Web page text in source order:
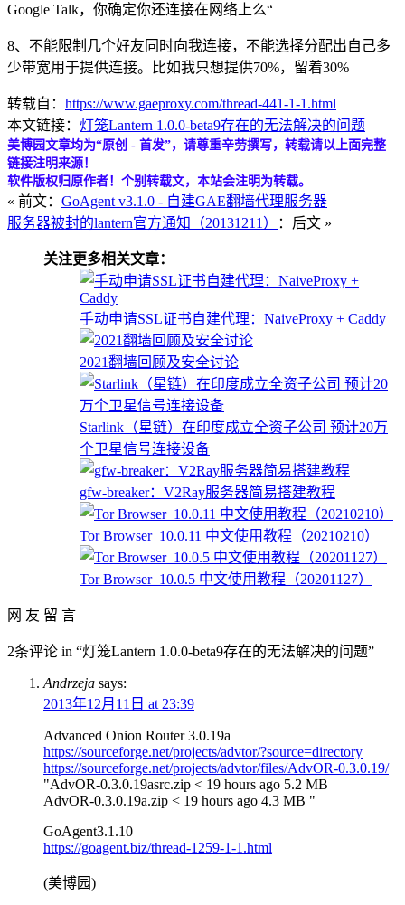
Google Talk，你确定你还连接在网络上么“
8、不能限制几个好友同时向我连接，不能选择分配出自己多
少带宽用于提供连接。比如我只想提供70%，留着30%
转载自： https://www.gaeproxy.com/thread-441-1-1.html
本文链接： 灯笼Lantern 1.0.0-beta9存在的无法解决的问题
美博园文章均为“原创 - 首发”，请尊重辛劳撰写，转载请以上面完整
链接注明来源！
软件版权归原作者！个别转载文，本站会注明为转载。
« 前文： GoAgent v3.1.0 - 自建GAE翻墙代理服务器
服务器被封的lantern官方通知（20131211）
：后文 »
关注更多相关文章：
手动申请SSL证书自建代理：NaiveProxy + Caddy
2021翻墙回顾及安全讨论
Starlink（星链）在印度成立全资子公司 预计20万
个卫星信号连接设备
gfw-breaker：V2Ray服务器简易搭建教程
Tor Browser_10.0.11 中文使用教程（20210210）
Tor Browser_10.0.5 中文使用教程（20201127）
网 友 留 言
2条评论 in “灯笼Lantern 1.0.0-beta9存在的无法解决的问题”
Andrzeja says:
2013年12月11日 at 23:39
Advanced Onion Router 3.0.19a
https://sourceforge.net/projects/advtor/?source=directory
https://sourceforge.net/projects/advtor/files/AdvOR-0.3.0.19/
"AdvOR-0.3.0.19asrc.zip < 19 hours ago 5.2 MB
AdvOR-0.3.0.19a.zip < 19 hours ago 4.3 MB "
GoAgent3.1.10
https://goagent.biz/thread-1259-1-1.html
(美博园)